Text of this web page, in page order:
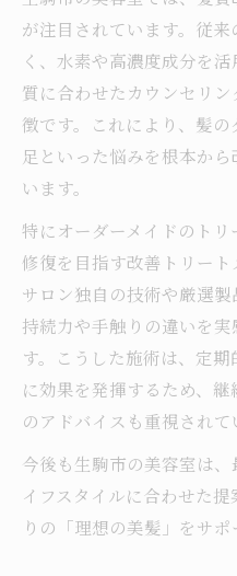
が注目されています。従
く、水素や高濃度成分を
質に合わせたカウンセリ
徴です。これにより、髪
足といった悩みを根本か
います。
特にオーダーメイドのト
修復を目指す改善トリート
サロン独自の技術や厳選
持続力や手触りの違いを
す。こうした施術は、定
に効果を発揮するため、
のアドバイスも重視されて
今後も生駒市の美容室は
イフスタイルに合わせた
りの「理想の美髪」をサ